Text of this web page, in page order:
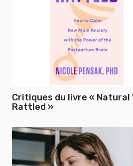
Critiques du livre « Natural
Rattled »